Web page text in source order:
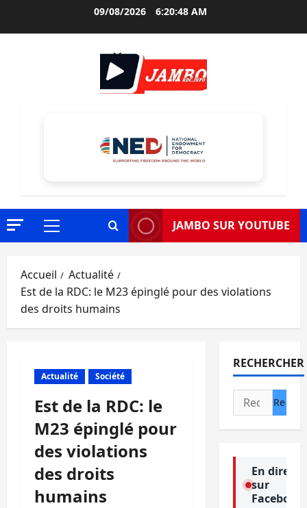
09/08/2026 6:20:49 AM
Menu
JAMBO SUR YOUTUBE
Accueil
Actualité
Est de la RDC: le M23 épinglé pour des violations
des droits humains
Actualité Société
Est de la RDC: le
M23 épinglé pour
des violations
des droits
humains
RECHERCHER
Rechercher :
En direct
sur
Facebook